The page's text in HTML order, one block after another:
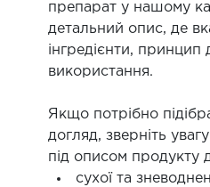
препарат у нашому
детальний опис, де
інгредієнти, принцип
використання.
Якщо потрібно
догляд, зверніть
під описом продукту
сухої та